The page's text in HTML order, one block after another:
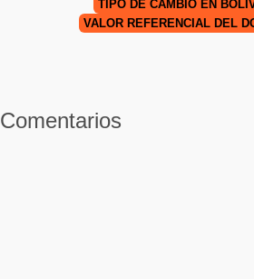
TIPO DE CAMBIO EN
VALOR REFERENCIAL DEL
Comentarios